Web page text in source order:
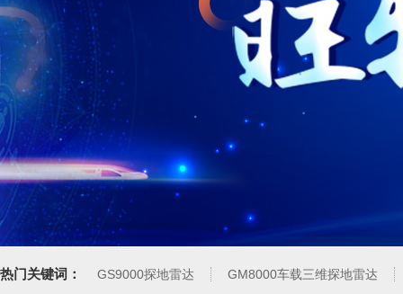
热门关键词： GS9000探地雷达 GM8000车载三维探地雷达